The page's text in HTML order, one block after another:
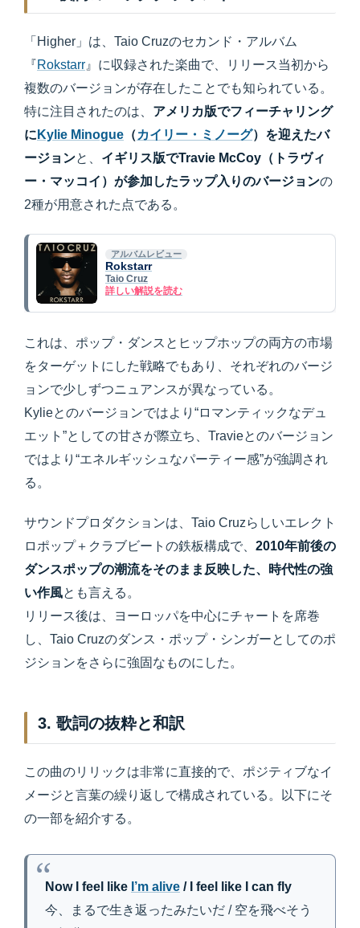
「Higher」は、Taio Cruzのセカンド・アルバム
『Rokstarr 』に収録された楽曲で、リリース当初から
複数のバージョンが存在したことでも知られている。
特に注目されたのは、 アメリカ版でフィーチャリング
に Kylie Minogue （カイリー・ミノーグ）を迎えたバ
ージョンと、 イギリス版でTravie McCoy（トラヴィ
ー・マッコイ）が参加したラップ入りのバージョンの
2種が用意された点である。
アルバムレビュー
Rokstarr
Taio Cruz
詳しい解説を読む
これは、ポップ・ダンスとヒップホップの両方の市場
をターゲットにした戦略でもあり、それぞれのバージ
ョンで少しずつニュアンスが異なっている。
Kylieとのバージョンではより“ロマンティックなデュ
エット”としての甘さが際立ち、Travieとのバージョン
ではより“エネルギッシュなパーティー感”が強調され
る。
サウンドプロダクションは、Taio Cruzらしいエレクト
ロポップ＋クラブビートの鉄板構成で、 2010年前後の
ダンスポップの潮流をそのまま反映した、時代性の強
い作風とも言える。
リリース後は、ヨーロッパを中心にチャートを席巻
し、Taio Cruzのダンス・ポップ・シンガーとしてのポ
ジションをさらに強固なものにした。
3. 歌詞の抜粋と和訳
この曲のリリックは非常に直接的で、ポジティブなイ
メージと言葉の繰り返しで構成されている。以下にそ
の一部を紹介する。
Now I feel like I’m alive / I feel like I can fly
今、まるで生き返ったみたいだ / 空を飛べそう